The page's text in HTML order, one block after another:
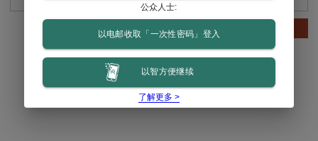
公众人士:
以电邮收取「一次性密码」登入
以智方便继续
了解更多 >